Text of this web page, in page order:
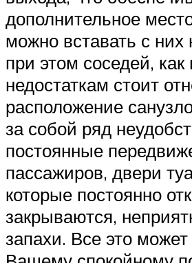
дополнительное
можно вставать с них
при этом соседей,
недостаткам стоит
расположение
за собой ряд
постоянные
пассажиров, двери
которые постоянно
закрываются,
запахи. Все это